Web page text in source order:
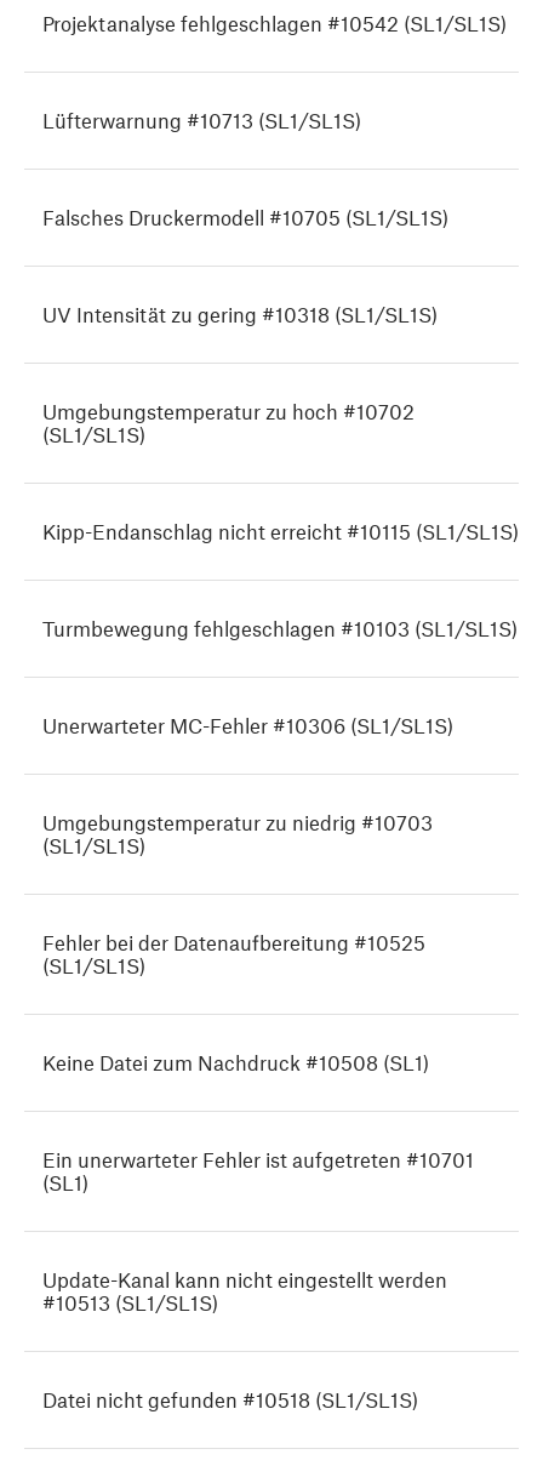
Projektanalyse fehlgeschlagen #10542 (SL1/SL1S)
Lüfterwarnung #10713 (SL1/SL1S)
Falsches Druckermodell #10705 (SL1/SL1S)
UV Intensität zu gering #10318 (SL1/SL1S)
Umgebungstemperatur zu hoch #10702
(SL1/SL1S)
Kipp-Endanschlag nicht erreicht #10115 (SL1/SL1S)
Turmbewegung fehlgeschlagen #10103 (SL1/SL1S)
Unerwarteter MC-Fehler #10306 (SL1/SL1S)
Umgebungstemperatur zu niedrig #10703
(SL1/SL1S)
Fehler bei der Datenaufbereitung #10525
(SL1/SL1S)
Keine Datei zum Nachdruck #10508 (SL1)
Ein unerwarteter Fehler ist aufgetreten #10701
(SL1)
Update-Kanal kann nicht eingestellt werden
#10513 (SL1/SL1S)
Datei nicht gefunden #10518 (SL1/SL1S)